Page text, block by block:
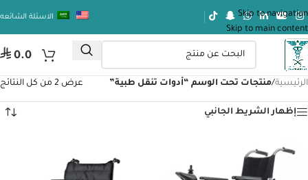
Skip to navigation
Skip to main content
الاسئلة الشائعه
⃁ 0.0
الرئيسية/منتجات تحت الوسم “أدوات تنقل طبية” عرض ⁦2⁩ من كل النتائج
إظهار الشريط الجانبي